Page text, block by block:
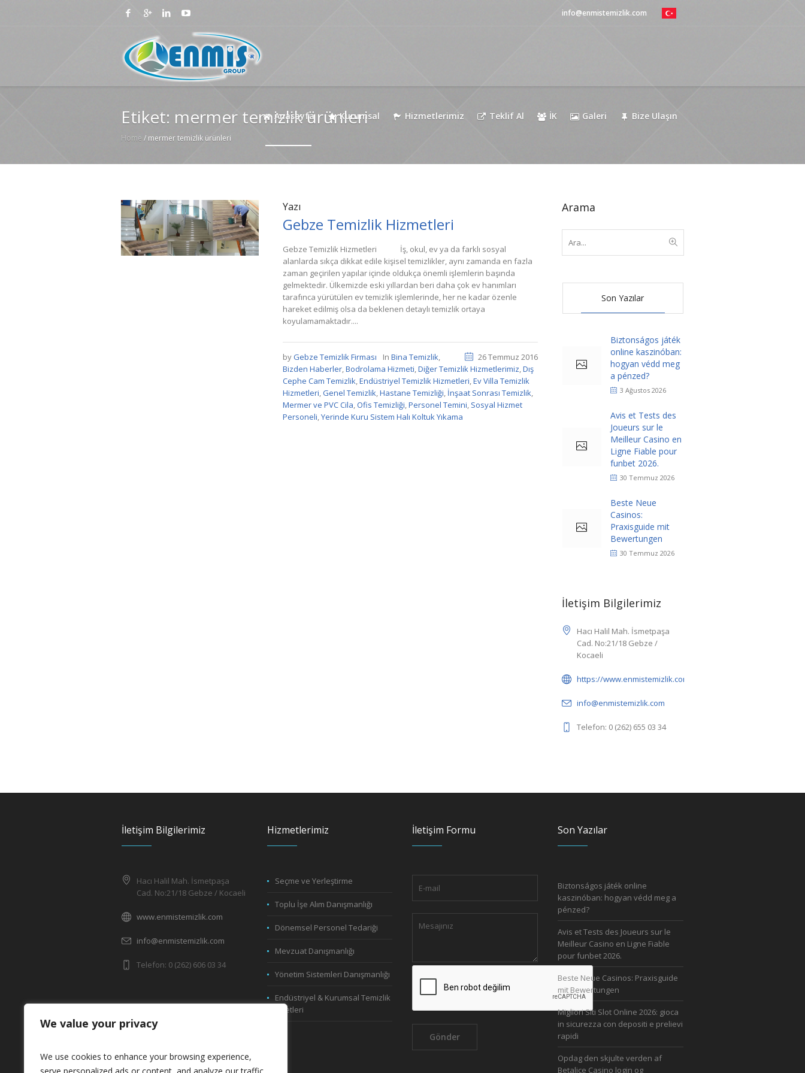
We value your privacy
We use cookies to enhance your browsing experience,
info@enmistemizlik.com
Anasayfa Kurumsal Hizmetlerimiz Teklif Al İK Galeri Bize Ulaşın
Etiket: mermer temizlik ürünleri
Home / mermer temizlik ürünleri
Yazı
Gebze Temizlik Hizmetleri
Gebze Temizlik Hizmetleri İş, okul, ev ya da farklı sosyal
alanlarda sıkça dikkat edile kişisel temizlikler, aynı zamanda en fazla
zaman geçirilen yapılar içinde oldukça önemli işlemlerin başında
gelmektedir. Ülkemizde eski yıllardan beri daha çok ev hanımları
tarafınca yürütülen ev temizlik işlemlerinde, her ne kadar özenle
hareket edilmiş olsa da beklenen detaylı temizlik ortaya
koyulamamaktadır....
26 Temmuz 2016
byGebze Temizlik Firması In Bina Temizlik,
Bizden Haberler,Bodrolama Hizmeti,Diğer Temizlik Hizmetlerimiz,Dış
Cephe Cam Temizlik,Endüstriyel Temizlik Hizmetleri,Ev Villa Temizlik
Hizmetleri,Genel Temizlik,Hastane Temizliği, İnşaat Sonrası Temizlik,
Mermer ve PVC Cila,Ofis Temizliği,Personel Temini, Sosyal Hizmet
Personeli,Yerinde Kuru Sistem Halı Koltuk Yıkama
Arama
Son Yazılar
Biztonságos játék
online kaszinóban:
hogyan védd meg
a pénzed?
3 Ağustos 2026
Avis et Tests des
Joueurs sur le
Meilleur Casino en
Ligne Fiable pour
funbet 2026.
30 Temmuz 2026
Beste Neue
Casinos:
Praxisguide mit
Bewertungen
30 Temmuz 2026
İletişim Bilgilerimiz
Hacı Halil Mah. İsmetpaşa
Cad. No:21/18 Gebze /
Kocaeli
https://www.enmistemizlik.com/
info@enmistemizlik.com
Telefon: 0 (262) 655 03 34
İletişim Bilgilerimiz
Hacı Halil Mah. İsmetpaşa
Cad. No:21/18 Gebze / Kocaeli
www.enmistemizlik.com
info@enmistemizlik.com
Telefon: 0 (262) 606 03 34
Hizmetlerimiz
Seçme ve Yerleştirme
Toplu İşe Alım Danışmanlığı
Dönemsel Personel Tedariği
Mevzuat Danışmanlığı
Yönetim Sistemleri Danışmanlığı
Endüstriyel & Kurumsal Temizlik
Hizmetleri
İletişim Formu Son Yazılar
Biztonságos játék online
kaszinóban: hogyan védd meg a
pénzed?
Avis et Tests des Joueurs sur le
Meilleur Casino en Ligne Fiable
pour funbet 2026.
Beste Neue Casinos: Praxisguide
mit Bewertungen
Migliori Siti Slot Online 2026: gioca
in sicurezza con depositi e prelievi
rapidi
Opdag den skjulte verden af
Betalice Casino login og